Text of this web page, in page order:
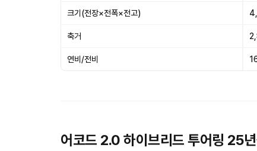
크기(전장×전폭×전고)
축거
연비/전비
어코드 2.0 하이브리드 투어링 25